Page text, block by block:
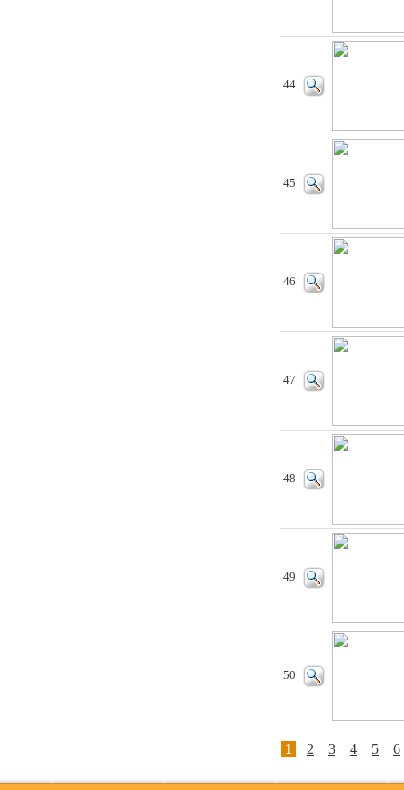
44
45
46
47
48
49
50
1 2 3 4 5 6